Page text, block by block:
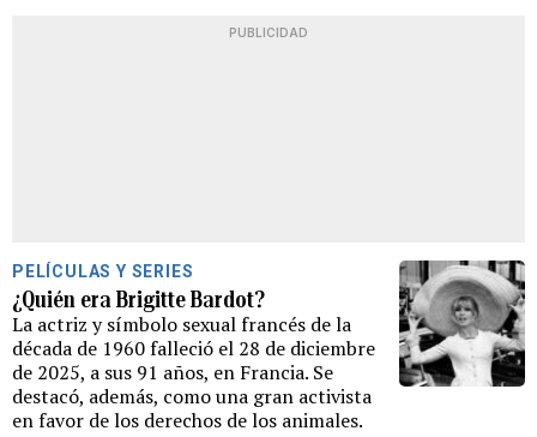
PUBLICIDAD
PELÍCULAS Y SERIES
¿Quién era Brigitte Bardot?
La actriz y símbolo sexual francés de la
década de 1960 falleció el 28 de diciembre
de 2025, a sus 91 años, en Francia. Se
destacó, además, como una gran activista
en favor de los derechos de los animales.